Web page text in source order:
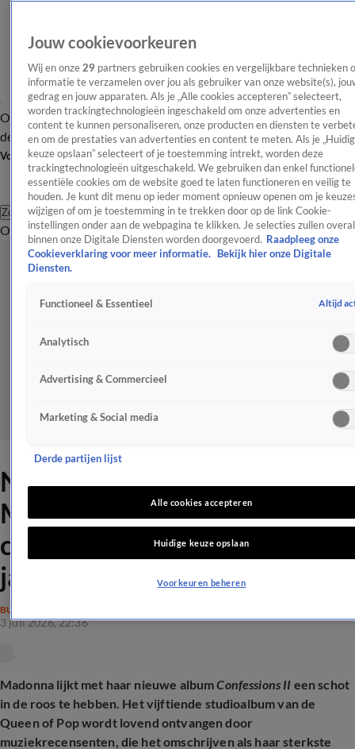
OverzichtAfleveringen Entertainment TV Algemeen
Tip
de redactieNieuwsbrief
Volg Shownieuws
Zoeken
OverzichtEntertainmentSpraakmakendRealityCrimeVideo's
Nieuw comebackalbum
Madonna geprezen door
critici: 'Haar beste werk in
jaren'
BUITENLAND
3 juli 2026, 22:36
Madonna lijkt met haar nieuwe albumConfessions II een schot
in de roos te hebben. Het vijftiende studioalbum van de
Queen of Pop wordt lovend ontvangen door
muziekrecensenten, die het omschrijven als haar sterkste
Jouw cookievoorkeuren
Wij en onze 29 partners gebruiken cookies en vergelijkbare technieken
informatie te verzamelen over jou als gebruiker van onze website(s),
gedrag en jouw apparaten. Als je „Alle cookies accepteren” selecteert,
worden trackingtechnologieën ingeschakeld om onze advertenties en
content te kunnen personaliseren, onze producten en diensten te
en om de prestaties van advertenties en content te meten. Als je
keuze opslaan” selecteert of je toestemming intrekt, worden deze
trackingtechnologieën uitgeschakeld. We gebruiken dan enkel
essentiële cookies om de website goed te laten functioneren en veilig te
houden. Je kunt dit menu op ieder moment opnieuw openen om je
wijzigen of om je toestemming in te trekken door op de link Cookie-
instellingen onder aan de webpagina te klikken. Je selecties zullen overal
binnen onze Digitale Diensten worden doorgevoerd. Raadpleeg onze
Cookieverklaring voor meer informatie.
Bekijk hier onze Digitale
Diensten.
Functioneel & Essentieel Altijd
Analytisch
Advertising & Commercieel
Marketing & Social media
Derde partijen lijst
Alle cookies accepteren
Huidige keuze opslaan
Voorkeuren beheren